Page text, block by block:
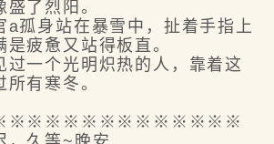
了烈阳。
身站在暴雪中，扯着手指上
疲惫又站得板直。
一个光明炽热的人，靠着这
有寒冬。